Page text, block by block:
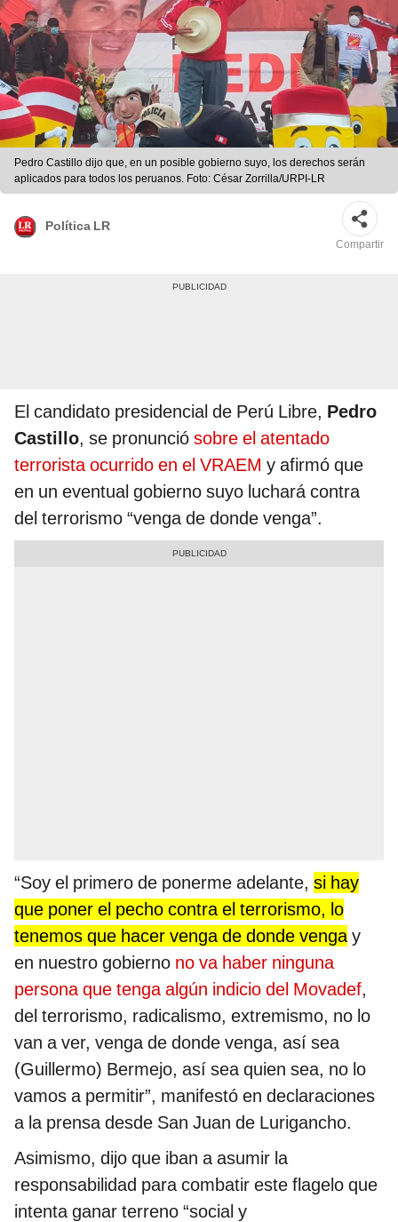
Pedro Castillo dijo que, en un posible gobierno suyo, los derechos serán
aplicados para todos los peruanos. Foto: César Zorrilla/URPI-LR
Política LR
Compartir
El candidato presidencial de Perú Libre, Pedro
Castillo, se pronunció sobre el atentado
terrorista ocurrido en el VRAEM y afirmó que
en un eventual gobierno suyo luchará contra
del terrorismo “venga de donde venga”.
“Soy el primero de ponerme adelante, si hay
que poner el pecho contra el terrorismo, lo
tenemos que hacer venga de donde vengay
en nuestro gobierno no va haber ninguna
persona que tenga algún indicio del Movadef,
del terrorismo, radicalismo, extremismo, no lo
van a ver, venga de donde venga, así sea
(Guillermo) Bermejo, así sea quien sea, no lo
vamos a permitir”, manifestó en declaraciones
a la prensa desde San Juan de Lurigancho.
Asimismo, dijo que iban a asumir la
responsabilidad para combatir este flagelo que
intenta ganar terreno “social y